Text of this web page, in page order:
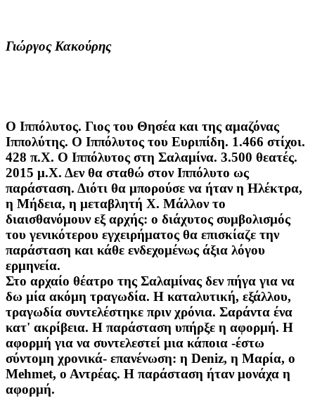
Γιώργος Κακούρης
Ο Ιππόλυτος. Γιος του Θησέα και της αμαζόνας
Ιππολύτης. Ο Ιππόλυτος του Ευριπίδη. 1.466 στίχοι.
428 π.Χ. Ο Ιππόλυτος στη Σαλαμίνα. 3.500 θεατές.
2015 μ.Χ. Δεν θα σταθώ στον Ιππόλυτο ως
παράσταση. Διότι θα μπορούσε να ήταν η Ηλέκτρα,
η Μήδεια, η μεταβλητή X. Μάλλον το
διαισθανόμουν εξ αρχής: ο διάχυτος συμβολισμός
του γενικότερου εγχειρήματος θα επισκίαζε την
παράσταση και κάθε ενδεχομένως άξια λόγου
ερμηνεία.
Στο αρχαίο θέατρο της Σαλαμίνας δεν πήγα για να
δω μία ακόμη τραγωδία. Η καταλυτική, εξάλλου,
τραγωδία συντελέστηκε πριν χρόνια. Σαράντα ένα
κατ' ακρίβεια. Η παράσταση υπήρξε η αφορμή. Η
αφορμή για να συντελεστεί μια κάποια -έστω
σύντομη χρονικά- επανένωση: η Deniz, η Μαρία, ο
Mehmet, ο Αντρέας. Η παράσταση ήταν μονάχα η
αφορμή.